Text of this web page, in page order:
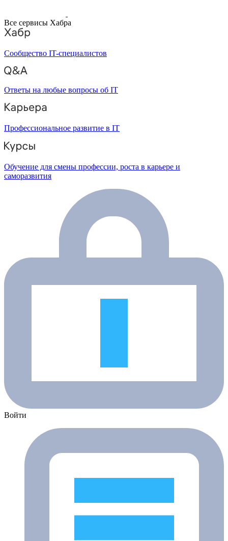
Все сервисы Хабра
Сообщество IT-специалистов
Ответы на любые вопросы об IT
Профессиональное развитие в IT
Обучение для смены профессии, роста в карьере и
саморазвития
Войти